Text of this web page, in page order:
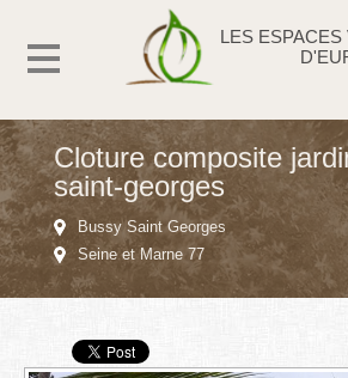
LES ESPACES
Cloture composite
saint-georges
Bussy Saint Georges
Seine et Marne 77